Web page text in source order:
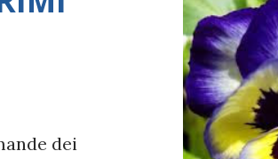
ampia e
affetti da
dei